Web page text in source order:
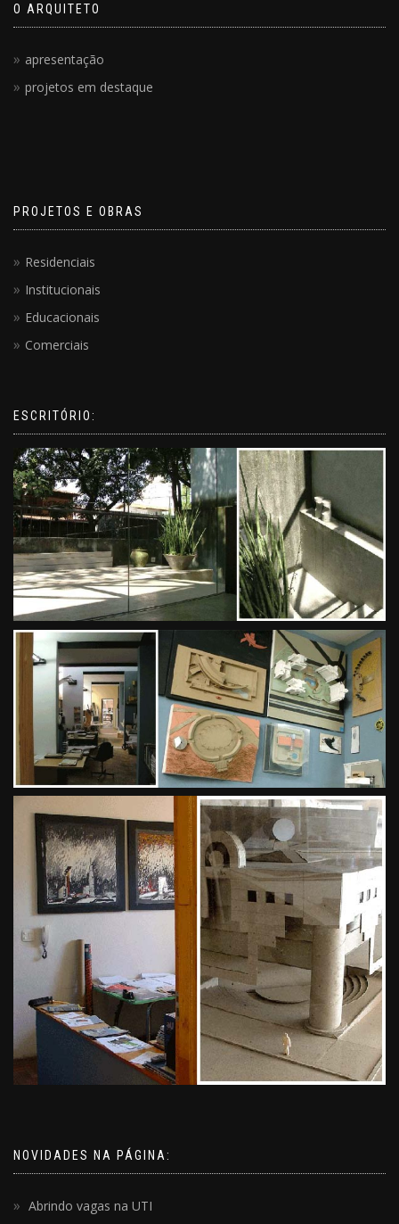
O ARQUITETO
apresentação
projetos em destaque
PROJETOS E OBRAS
Residenciais
Institucionais
Educacionais
Comerciais
ESCRITÓRIO:
NOVIDADES NA PÁGINA:
Abrindo vagas na UTI